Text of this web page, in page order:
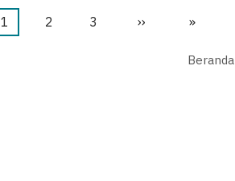
Halaman
1 Halaman
2 Halaman
3
Halaman
››
Last
»
Beranda